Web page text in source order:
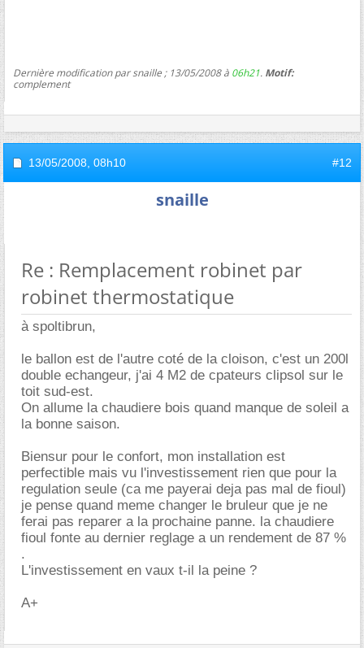
Dernière modification par snaille ; 13/05/2008 à 06h21. Motif:
complement
13/05/2008, 08h10 #12
snaille
Re : Remplacement robinet par
robinet thermostatique
à spoltibrun,
le ballon est de l'autre coté de la cloison, c'est un 200l
double echangeur, j'ai 4 M2 de cpateurs clipsol sur le
toit sud-est.
On allume la chaudiere bois quand manque de soleil a
la bonne saison.
Biensur pour le confort, mon installation est
perfectible mais vu l'investissement rien que pour la
regulation seule (ca me payerai deja pas mal de fioul)
je pense quand meme changer le bruleur que je ne
ferai pas reparer a la prochaine panne. la chaudiere
fioul fonte au dernier reglage a un rendement de 87 %
.
L'investissement en vaux t-il la peine ?
A+